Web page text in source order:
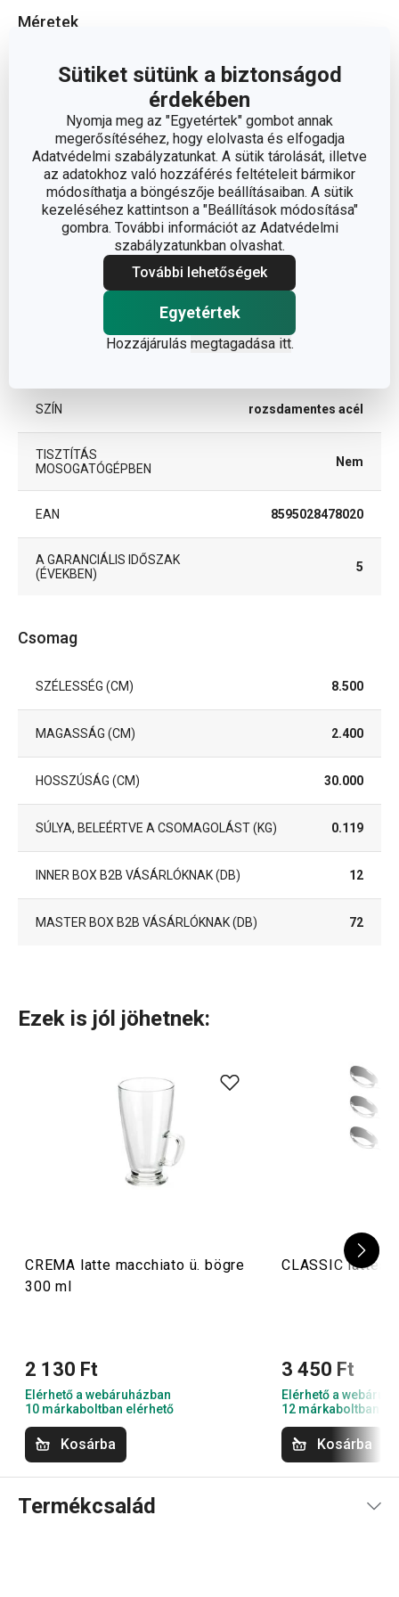
Sütiket sütünk a biztonságod
érdekében
Nyomja meg az "Egyetértek" gombot annak
megerősítéséhez, hogy elolvasta és elfogadja
Adatvédelmi szabályzatunkat. A sütik tárolását, illetve
az adatokhoz való hozzáférés feltételeit bármikor
módosíthatja a böngészője beállításaiban. A sütik
kezeléséhez kattintson a "Beállítások módosítása"
gombra. További információt az Adatvédelmi
szabályzatunkban olvashat.
További lehetőségek
Egyetértek
Hozzájárulás megtagadása itt.
Méretek
A TERMÉK HOSSZA (CM) 25.5
Egyéb paraméterek
ANYAG
műanyag,
rozsdamentes acél
BESOROLÁS
SZÍN rozsdamentes acél
TISZTÍTÁS
MOSOGATÓGÉPBEN
Nem
EAN 8595028478020
A GARANCIÁLIS IDŐSZAK
(ÉVEKBEN)
5
Csomag
SZÉLESSÉG (CM) 8.500
MAGASSÁG (CM) 2.400
HOSSZÚSÁG (CM) 30.000
SÚLYA, BELEÉRTVE A CSOMAGOLÁST (KG) 0.119
INNER BOX B2B VÁSÁRLÓKNAK (DB) 12
MASTER BOX B2B VÁSÁRLÓKNAK (DB) 72
Ezek is jól jöhetnek:
CREMA latte macchiato ü. bögre
300 ml
2 130 Ft
Elérhető a webáruházban
10 márkaboltban elérhető
Kosárba
CLASSIC lattés
3 450 Ft
Elérhető a
12 márkaboltban
Kosárba
Termékcsalád